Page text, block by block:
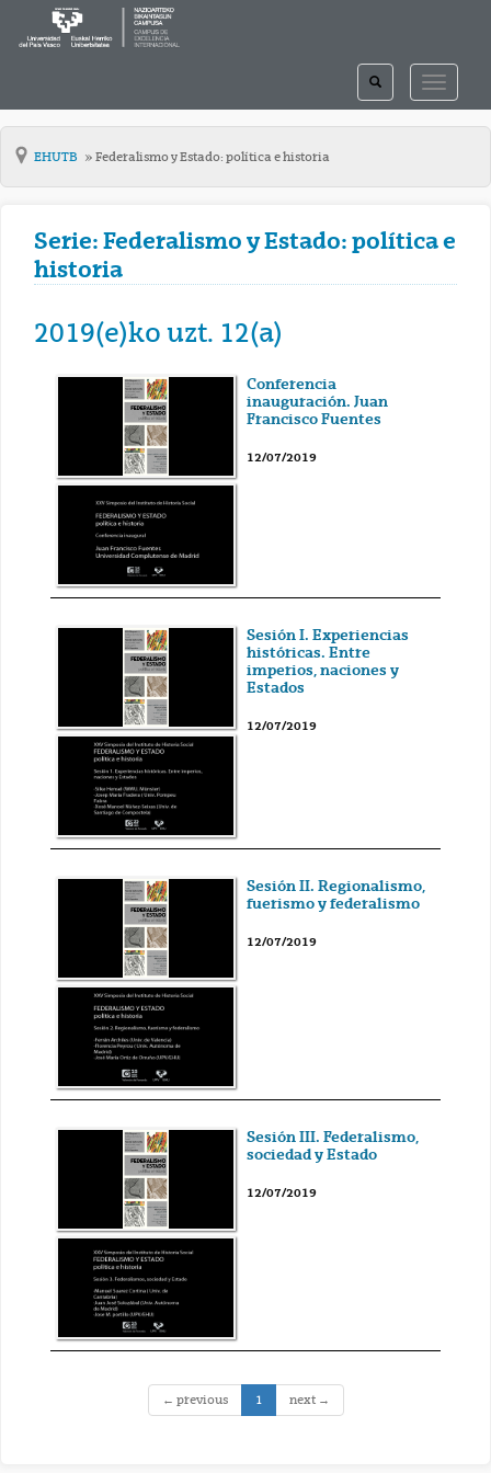
TOGGLE
TOGGLE
SEARCH
EHUTB Federalismo y Estado: política e historia
Serie: Federalismo y Estado: política e
historia
2019(e)ko uzt. 12(a)
Conferencia
inauguración. Juan
Francisco Fuentes
12/07/2019
Sesión I. Experiencias
históricas. Entre
imperios, naciones y
Estados
12/07/2019
Sesión II. Regionalismo,
fuerismo y federalismo
12/07/2019
Sesión III. Federalismo,
sociedad y Estado
12/07/2019
← previous 1(current)
next →